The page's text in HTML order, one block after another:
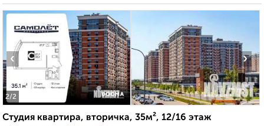
2/2
‹ ›
Студия квартира, вторичка, 35м², 12/16 этаж